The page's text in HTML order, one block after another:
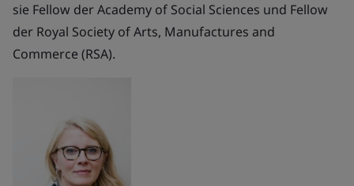
sie Fellow der Academy of Social Sciences und Fellow
der Royal Society of Arts, Manufactures and
Commerce (RSA).